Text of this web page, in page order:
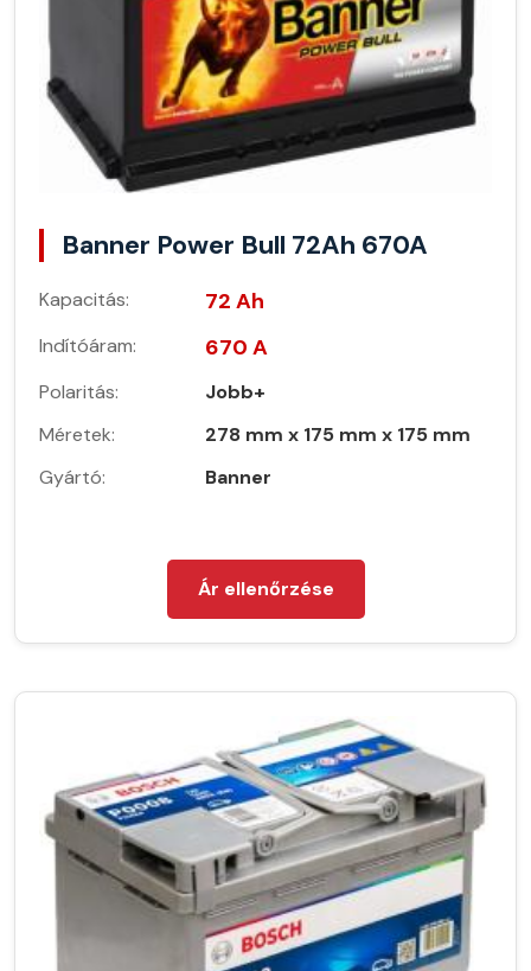
Banner Power Bull 72Ah 670A
Kapacitás: 72 Ah
Indítóáram: 670 A
Polaritás:
Jobb+
Méretek:
278 mm x 175 mm x 175 mm
Gyártó:
Banner
Ár ellenőrzése